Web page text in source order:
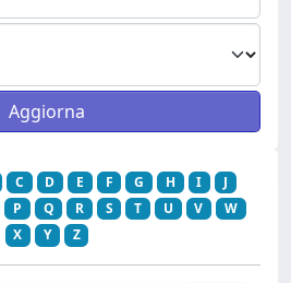
C D E F G H I
J
P Q R S T U V
W
X
Y Z